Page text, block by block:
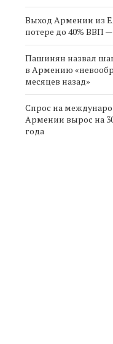
Выход Армении из
потере до 40% ВВП
Пашинян назвал
в Армению
месяцев назад»
Спрос на
Армении вырос на
года